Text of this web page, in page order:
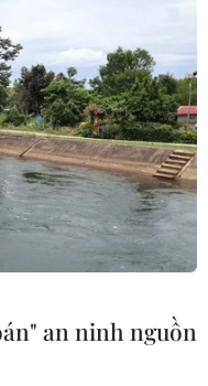
chặn,
môi trường
thức đổi mới sáng
khai đã góp phần
phát thải trực tiếp
an ninh nguồn